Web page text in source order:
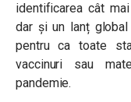
identificarea cât
dar și un lanț
pentru ca toate
vaccinuri sau
pandemie.